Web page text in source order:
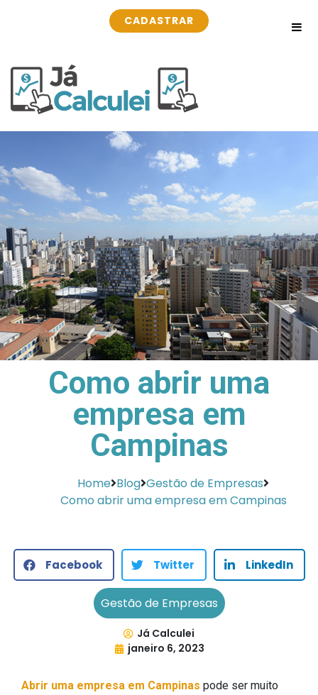
CADASTRAR
Como abrir uma
empresa em
Campinas
Home Blog Gestão de Empresas
Como abrir uma empresa em Campinas
Facebook Twitter LinkedIn
Gestão de Empresas
Já Calculei
janeiro 6, 2023
Abrir uma empresa em Campinas pode ser muito